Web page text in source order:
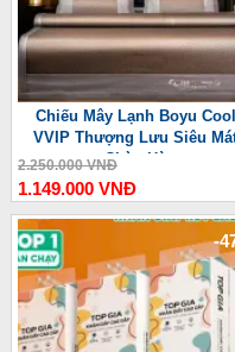
Chiếu Mây Lạnh Boyu Cool
VVIP Thượng Lưu Siêu
Chào Hè
2.250.000 VNĐ
1.149.000 VNĐ
-